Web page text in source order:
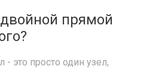
прямой
это просто один узел,